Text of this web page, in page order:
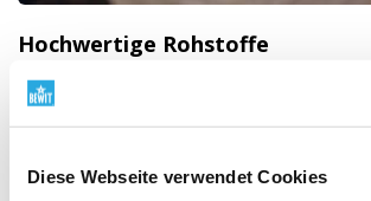
Diese Webseite verwendet Cookies
Hochwertige Rohstoffe
Vom Ursprung zum fertigen Produkt
wir Lieferanten sorgfältig aus,